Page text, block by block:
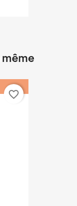
favorite_border